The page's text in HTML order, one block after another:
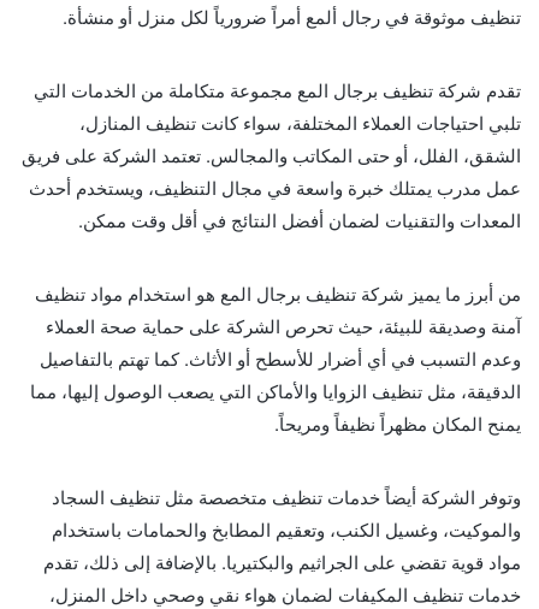
تنظيف موثوقة في رجال ألمع أمراً ضرورياً لكل منزل أو منشأة.
تقدم شركة تنظيف برجال المع مجموعة متكاملة من الخدمات التي
تلبي احتياجات العملاء المختلفة، سواء كانت تنظيف المنازل،
الشقق، الفلل، أو حتى المكاتب والمجالس. تعتمد الشركة على فريق
عمل مدرب يمتلك خبرة واسعة في مجال التنظيف، ويستخدم أحدث
المعدات والتقنيات لضمان أفضل النتائج في أقل وقت ممكن.
من أبرز ما يميز شركة تنظيف برجال المع هو استخدام مواد تنظيف
آمنة وصديقة للبيئة، حيث تحرص الشركة على حماية صحة العملاء
وعدم التسبب في أي أضرار للأسطح أو الأثاث. كما تهتم بالتفاصيل
الدقيقة، مثل تنظيف الزوايا والأماكن التي يصعب الوصول إليها، مما
يمنح المكان مظهراً نظيفاً ومريحاً.
وتوفر الشركة أيضاً خدمات تنظيف متخصصة مثل تنظيف السجاد
والموكيت، وغسيل الكنب، وتعقيم المطابخ والحمامات باستخدام
مواد قوية تقضي على الجراثيم والبكتيريا. بالإضافة إلى ذلك، تقدم
خدمات تنظيف المكيفات لضمان هواء نقي وصحي داخل المنزل،